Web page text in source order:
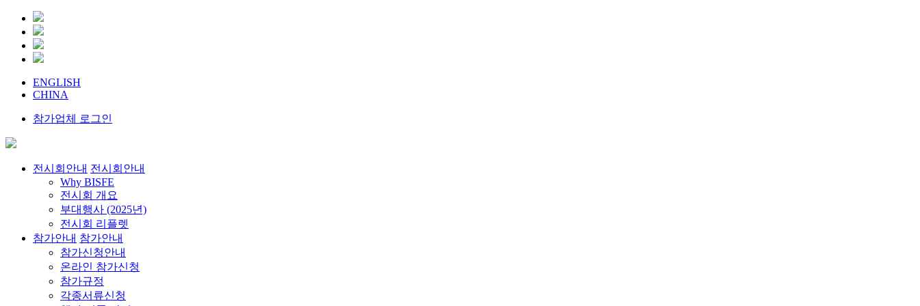
ENGLISH
CHINA
참가업체 로그인
전시회안내 전시회안내
Why BISFE
전시회 개요
부대행사 (2025년)
전시회 리플렛
참가안내 참가안내
참가신청안내
온라인 참가신청
참가규정
각종서류신청